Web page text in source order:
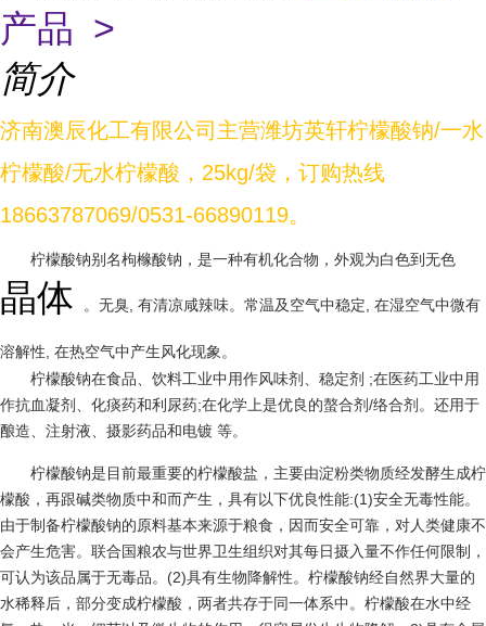
产品 >
简介
济南澳辰化工有限公司主营潍坊英轩柠檬酸钠/一水
柠檬酸/无水柠檬酸，25kg/袋，订购热线
18663787069/0531-66890119。
柠檬酸钠别名枸橼酸钠，是一种有机化合物，外观为白色到无色
晶体 。无臭, 有清凉咸辣味。常温及空气中稳定, 在湿空气中微有
溶解性, 在热空气中产生风化现象。
柠檬酸钠在食品、饮料工业中用作风味剂、稳定剂 ;在医药工业中用
作抗血凝剂、化痰药和利尿药;在化学上是优良的螯合剂/络合剂。还用于
酿造、注射液、摄影药品和电镀 等。
柠檬酸钠是目前最重要的柠檬酸盐，主要由淀粉类物质经发酵生成柠
檬酸，再跟碱类物质中和而产生，具有以下优良性能:(1)安全无毒性能。
由于制备柠檬酸钠的原料基本来源于粮食，因而安全可靠，对人类健康不
会产生危害。联合国粮农与世界卫生组织对其每日摄入量不作任何限制，
可认为该品属于无毒品。(2)具有生物降解性。柠檬酸钠经自然界大量的
水稀释后，部分变成柠檬酸，两者共存于同一体系中。柠檬酸在水中经